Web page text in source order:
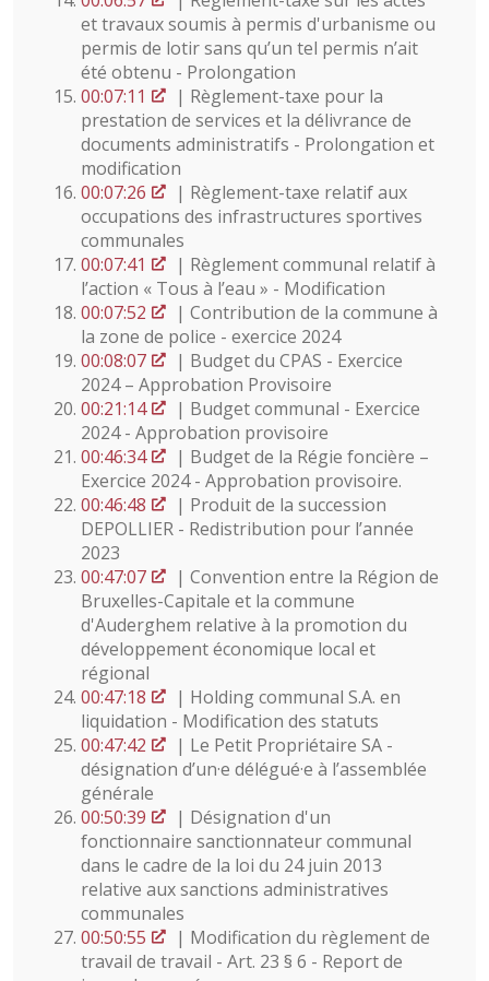
et travaux soumis à permis d'urbanisme ou
permis de lotir sans qu’un tel permis n’ait
été obtenu - Prolongation
00:07:11
| Règlement-taxe pour la
prestation de services et la délivrance de
documents administratifs - Prolongation et
modification
00:07:26
| Règlement-taxe relatif aux
occupations des infrastructures sportives
communales
00:07:41
| Règlement communal relatif à
l’action « Tous à l’eau » - Modification
00:07:52
| Contribution de la commune à
la zone de police - exercice 2024
00:08:07
| Budget du CPAS - Exercice
2024 – Approbation Provisoire
00:21:14
| Budget communal - Exercice
2024 - Approbation provisoire
00:46:34
| Budget de la Régie foncière –
Exercice 2024 - Approbation provisoire.
00:46:48
| Produit de la succession
DEPOLLIER - Redistribution pour l’année
2023
00:47:07
| Convention entre la Région de
Bruxelles-Capitale et la commune
d'Auderghem relative à la promotion du
développement économique local et
régional
00:47:18
| Holding communal S.A. en
liquidation - Modification des statuts
00:47:42
| Le Petit Propriétaire SA -
désignation d’un·e délégué·e à l’assemblée
générale
00:50:39
| Désignation d'un
fonctionnaire sanctionnateur communal
dans le cadre de la loi du 24 juin 2013
relative aux sanctions administratives
communales
00:50:55
| Modification du règlement de
travail de travail - Art. 23 § 6 - Report de